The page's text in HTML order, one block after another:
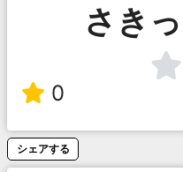
さき
0
シェアする